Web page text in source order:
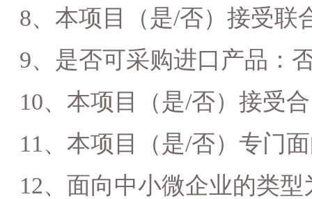
8、本项目（是/否）接受联
9、是否可采购进口产品：
10、本项目（是/否）接受
11、本项目（是/否）专门
12、面向中小微企业的类